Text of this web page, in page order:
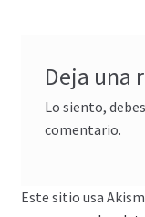
Deja una
Lo siento,
comentario.
Este sitio usa